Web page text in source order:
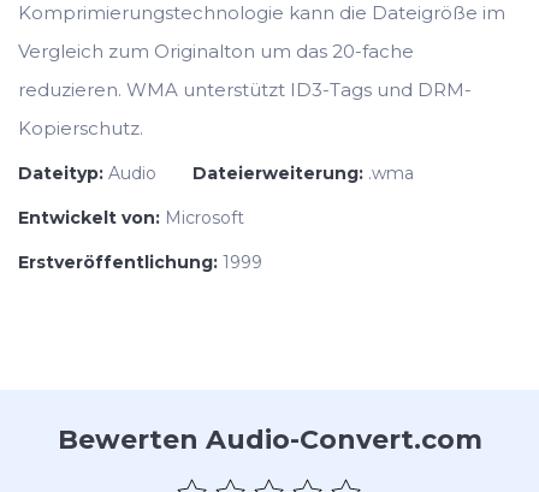
Komprimierungstechnologie kann die Dateigröße im
Vergleich zum Originalton um das 20-fache
reduzieren. WMA unterstützt ID3-Tags und DRM-
Kopierschutz.
Dateityp: Audio Dateierweiterung: .wma
Entwickelt von: Microsoft
Erstveröffentlichung: 1999
Bewerten Audio-Convert.com